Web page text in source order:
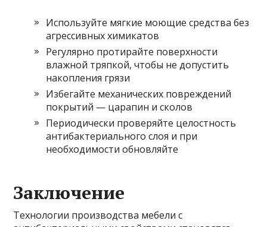
Используйте мягкие моющие средства без
агрессивных химикатов
Регулярно протирайте поверхности
влажной тряпкой, чтобы не допустить
накопления грязи
Избегайте механических повреждений
покрытий — царапин и сколов
Периодически проверяйте целостность
антибактериального слоя и при
необходимости обновляйте
Заключение
Технологии производства мебели с